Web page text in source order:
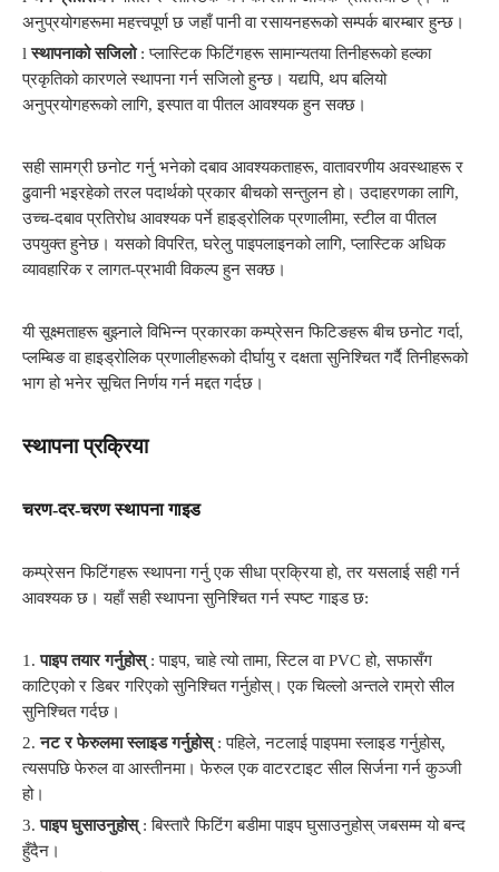
अनुप्रयोगहरूमा महत्त्वपूर्ण छ जहाँ पानी वा रसायनहरूको सम्पर्क बारम्बार हुन्छ।
lस्थापनाको सजिलो: प्लास्टिक फिटिंगहरू सामान्यतया तिनीहरूको हल्का
प्रकृतिको कारणले स्थापना गर्न सजिलो हुन्छ। यद्यपि, थप बलियो
अनुप्रयोगहरूको लागि, इस्पात वा पीतल आवश्यक हुन सक्छ।
सही सामग्री छनोट गर्नु भनेको दबाव आवश्यकताहरू, वातावरणीय अवस्थाहरू र
ढुवानी भइरहेको तरल पदार्थको प्रकार बीचको सन्तुलन हो। उदाहरणका लागि,
उच्च-दबाव प्रतिरोध आवश्यक पर्ने हाइड्रोलिक प्रणालीमा, स्टील वा पीतल
उपयुक्त हुनेछ। यसको विपरित, घरेलु पाइपलाइनको लागि, प्लास्टिक अधिक
व्यावहारिक र लागत-प्रभावी विकल्प हुन सक्छ।
यी सूक्ष्मताहरू बुझ्नाले विभिन्न प्रकारका कम्प्रेसन फिटिङहरू बीच छनोट गर्दा,
प्लम्बिङ वा हाइड्रोलिक प्रणालीहरूको दीर्घायु र दक्षता सुनिश्चित गर्दै तिनीहरूको
भाग हो भनेर सूचित निर्णय गर्न मद्दत गर्दछ।
स्थापना प्रक्रिया
चरण-दर-चरण स्थापना गाइड
कम्प्रेसन फिटिंगहरू स्थापना गर्नु एक सीधा प्रक्रिया हो, तर यसलाई सही गर्न
आवश्यक छ। यहाँ सही स्थापना सुनिश्चित गर्न स्पष्ट गाइड छ:
1.पाइप तयार गर्नुहोस् : पाइप, चाहे त्यो तामा, स्टिल वा PVC हो, सफासँग
काटिएको र डिबर गरिएको सुनिश्चित गर्नुहोस्। एक चिल्लो अन्तले राम्रो सील
सुनिश्चित गर्दछ।
2.नट र फेरुलमा स्लाइड गर्नुहोस् : पहिले, नटलाई पाइपमा स्लाइड गर्नुहोस्,
त्यसपछि फेरुल वा आस्तीनमा। फेरुल एक वाटरटाइट सील सिर्जना गर्न कुञ्जी
हो।
3.पाइप घुसाउनुहोस् : बिस्तारै फिटिंग बडीमा पाइप घुसाउनुहोस् जबसम्म यो बन्द
हुँदैन।